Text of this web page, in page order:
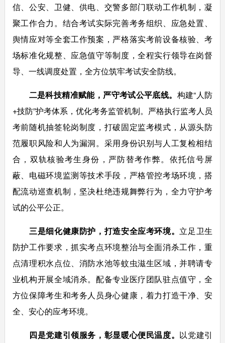
信、公安、卫健、供电、交警多部门联动工作机制，凝
聚工作合力。结合考试实际完善考务组织、应急处置、
舆情应对等全套工作预案，严格落实考前设备核验、考
场标准化规整、应急值守等制度，全程实行领导在岗督
导、一线调度处置，全方位筑牢考试安全防线。
二是科技精准赋能，严守考试公平底线。 构建“人防
+技防”护考体系，优化考务监管机制。严格执行监考人员
考前随机抽签轮岗制度，打破固定监考模式，从源头防
范履职风险和人为漏洞。采用身份识别与人工复检相结
合，双轨核验考生身份，严防替考作弊。依托信号屏
蔽、电磁环境监测等技术手段，严格管控考场环境，搭
配流动巡查机制，坚决杜绝违规舞弊行为，全力守护考
试的公平公正。
三是细化健康防护，打造安全应考环境。 立足卫生
防护工作要求，抓实考点环境整治与全面消杀工作，重
点清理积水点位、消防水池等蚊虫滋生区域，并聘请专
业机构开展全域消杀。配备专业医疗团队驻点值守，全
方位保障考生和考务人员身心健康，着力打造干净、安
全、安心的应考环境。
四是党建引领服务，彰显暖心便民温度。 以党建引